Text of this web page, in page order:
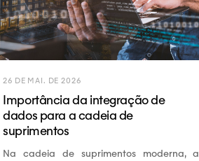
26 DE MAI. DE 2026
Importância da integração de
dados para a cadeia de
suprimentos
Na cadeia de suprimentos moderna, a